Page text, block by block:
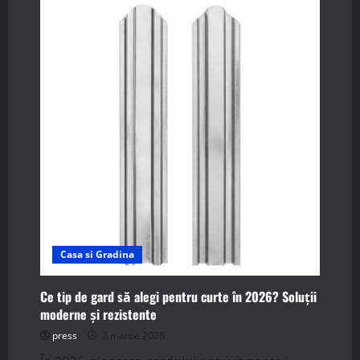
bucătărie
multifuncționale.
Casa si Gradina
Ce tip de gard să alegi pentru curte în 2026? Soluții
moderne și rezistente
press 2 martie 2026